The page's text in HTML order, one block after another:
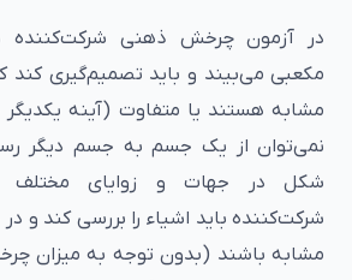
در آزمون چرخش ذهنی
مکعبی می‌بیند و باید تصمیم‌گیری کند
مشابه هستند یا متفاوت (آینه
نمی‌توان از یک جسم به جسم دیگر
شکل در جهات و زوایای مختلف
شرکت‌کننده باید اشیاء را بررسی کند و
مشابه باشند (بدون توجه به میزان